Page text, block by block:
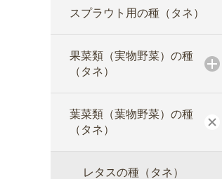
スプラウト用の種（タネ）
果菜類（実物野菜）の種
（タネ）
葉菜類（葉物野菜）の種
（タネ）
レタスの種（タネ）